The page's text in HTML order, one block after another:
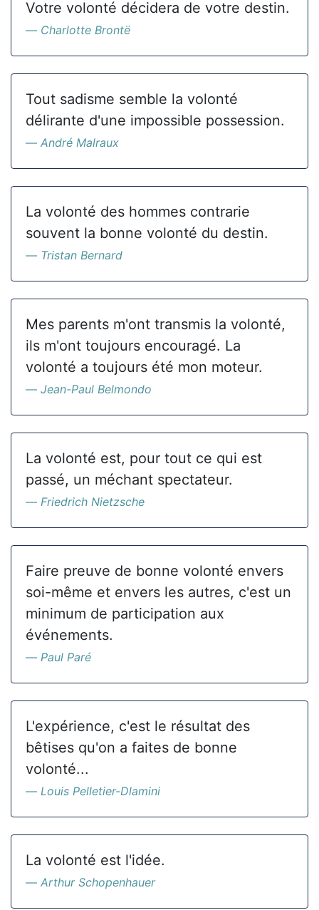
Votre volonté décidera de votre destin.
Charlotte Brontë
Tout sadisme semble la volonté
délirante d'une impossible possession.
André Malraux
La volonté des hommes contrarie
souvent la bonne volonté du destin.
Tristan Bernard
Mes parents m'ont transmis la volonté,
ils m'ont toujours encouragé. La
volonté a toujours été mon moteur.
Jean-Paul Belmondo
La volonté est, pour tout ce qui est
passé, un méchant spectateur.
Friedrich Nietzsche
Faire preuve de bonne volonté envers
soi-même et envers les autres, c'est un
minimum de participation aux
événements.
Paul Paré
L'expérience, c'est le résultat des
bêtises qu'on a faites de bonne
volonté...
Louis Pelletier-Dlamini
La volonté est l'idée.
Arthur Schopenhauer